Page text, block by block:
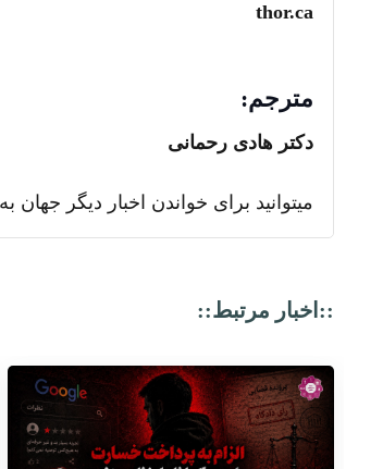
thor.ca
مترجم:
دکتر هادی رحمانی
میتوانید برای خواندن اخبار دیگر جهان
::اخبار مرتبط::